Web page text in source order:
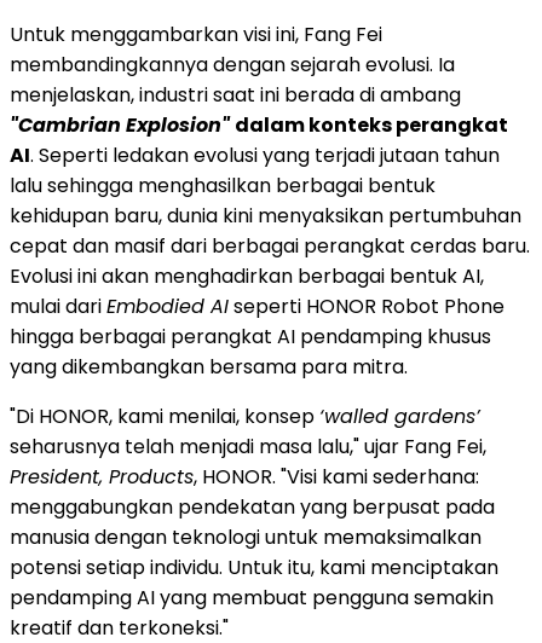
Untuk menggambarkan visi ini, Fang Fei
membandingkannya dengan sejarah evolusi. Ia
menjelaskan, industri saat ini berada di ambang
"Cambrian Explosion" dalam konteks perangkat
AI. Seperti ledakan evolusi yang terjadi jutaan tahun
lalu sehingga menghasilkan berbagai bentuk
kehidupan baru, dunia kini menyaksikan pertumbuhan
cepat dan masif dari berbagai perangkat cerdas baru.
Evolusi ini akan menghadirkan berbagai bentuk AI,
mulai dariEmbodied AIseperti HONOR Robot Phone
hingga berbagai perangkat AI pendamping khusus
yang dikembangkan bersama para mitra.
"Di HONOR, kami menilai, konsep ‘walled gardens’
seharusnya telah menjadi masa lalu," ujar Fang Fei,
President, Products, HONOR. "Visi kami sederhana:
menggabungkan pendekatan yang berpusat pada
manusia dengan teknologi untuk memaksimalkan
potensi setiap individu. Untuk itu, kami menciptakan
pendamping AI yang membuat pengguna semakin
kreatif dan terkoneksi."